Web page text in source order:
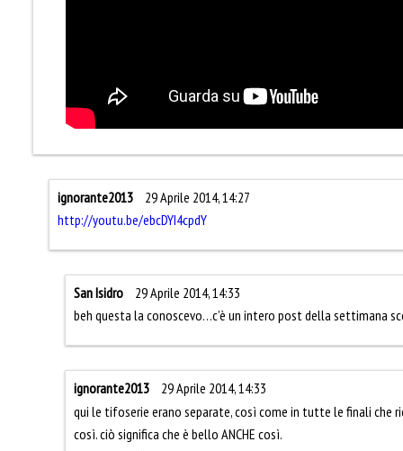
ignorante2013
29 Aprile 2014, 14:27
http://youtu.be/ebcDYI4cpdY
San Isidro
29 Aprile 2014, 14:33
beh questa la conoscevo…c’è un intero post della settimana
ignorante2013
29 Aprile 2014, 14:33
qui le tifoserie erano separate, così come in tutte le finali che
così. ciò significa che è bello ANCHE così.